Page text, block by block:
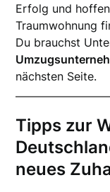
Erfolg und
Traumwohnung
Du brauchst
nächsten Seite.
Tipps zur
neues